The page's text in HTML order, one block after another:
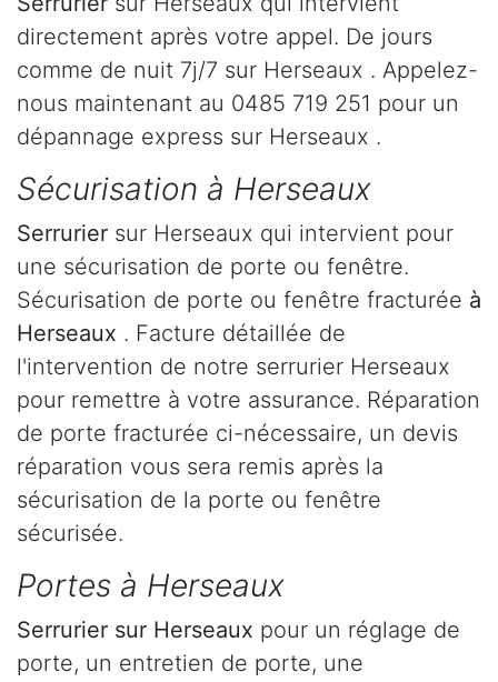
directement après votre appel. De jours
comme de nuit 7j/7 sur Herseaux . Appelez-
nous maintenant au 0485 719 251 pour un
dépannage express sur Herseaux .
Sécurisation à Herseaux
Serrurier sur Herseaux qui intervient pour
une sécurisation de porte ou fenêtre.
Sécurisation de porte ou fenêtre fracturée à
Herseaux . Facture détaillée de
l'intervention de notre serrurier Herseaux
pour remettre à votre assurance. Réparation
de porte fracturée ci-nécessaire, un devis
réparation vous sera remis après la
sécurisation de la porte ou fenêtre
sécurisée.
Portes à Herseaux
Serrurier sur Herseaux pour un réglage de
porte, un entretien de porte, une